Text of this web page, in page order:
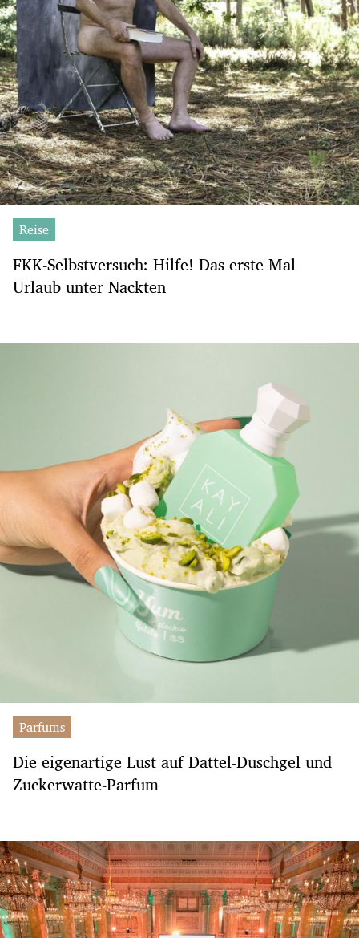
Reise
FKK-Selbstversuch: Hilfe! Das erste Mal
Urlaub unter Nackten
Parfums
Die eigenartige Lust auf Dattel-Duschgel und
Zuckerwatte-Parfum